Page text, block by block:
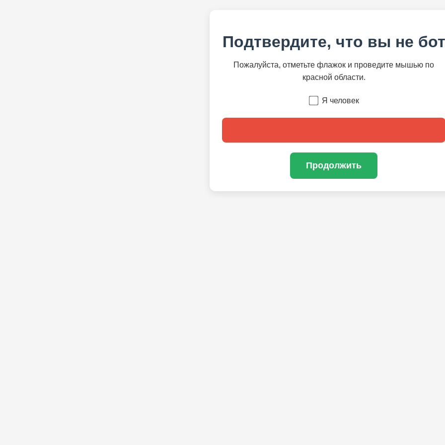
Подтвердите, что вы не бот
Пожалуйста, отметьте флажок и проведите мышью по
красной области.
Я человек
Продолжить